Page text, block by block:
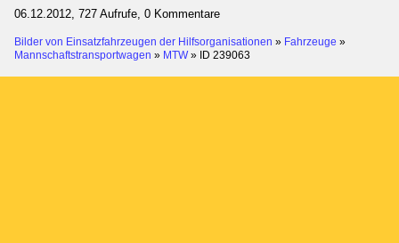
06.12.2012, 727 Aufrufe, 0 Kommentare
Bilder von Einsatzfahrzeugen der Hilfsorganisationen » Fahrzeuge »
Mannschaftstransportwagen » MTW» ID 239063